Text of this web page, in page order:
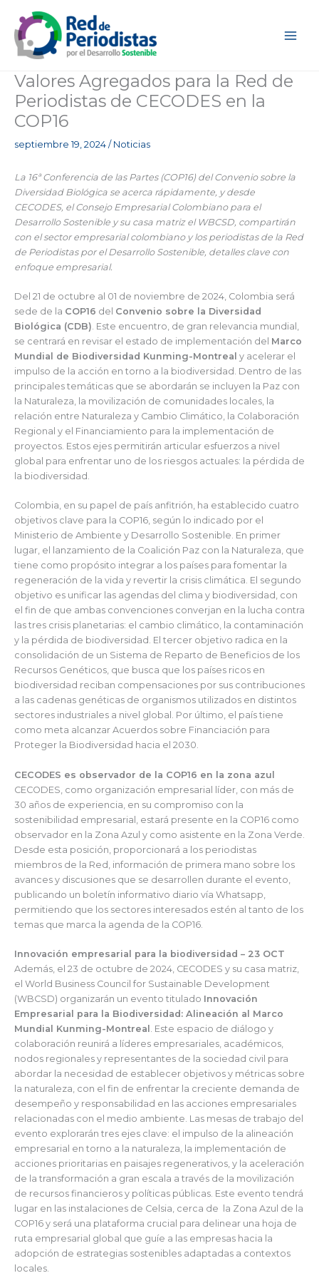
contenido
Valores Agregados para la Red de
Periodistas de CECODES en la
COP16
septiembre 19, 2024 / Noticias
La 16ª Conferencia de las Partes (COP16) del Convenio sobre la
Diversidad Biológica se acerca rápidamente, y desde
CECODES, el Consejo Empresarial Colombiano para el
Desarrollo Sostenible y su casa matriz el WBCSD, compartirán
con el sector empresarial colombiano y los periodistas de la Red
de Periodistas por el Desarrollo Sostenible, detalles clave con
enfoque empresarial.
Del 21 de octubre al 01 de noviembre de 2024, Colombia será
sede de la COP16 del Convenio sobre la Diversidad
Biológica (CDB) . Este encuentro, de gran relevancia mundial,
se centrará en revisar el estado de implementación del Marco
Mundial de Biodiversidad Kunming-Montreal y acelerar el
impulso de la acción en torno a la biodiversidad. Dentro de las
principales temáticas que se abordarán se incluyen la Paz con
la Naturaleza, la movilización de comunidades locales, la
relación entre Naturaleza y Cambio Climático, la Colaboración
Regional y el Financiamiento para la implementación de
proyectos. Estos ejes permitirán articular esfuerzos a nivel
global para enfrentar uno de los riesgos actuales: la pérdida de
la biodiversidad.
Colombia, en su papel de país anfitrión, ha establecido cuatro
objetivos clave para la COP16, según lo indicado por el
Ministerio de Ambiente y Desarrollo Sostenible. En primer
lugar, el lanzamiento de la Coalición Paz con la Naturaleza, que
tiene como propósito integrar a los países para fomentar la
regeneración de la vida y revertir la crisis climática. El segundo
objetivo es unificar las agendas del clima y biodiversidad, con
el fin de que ambas convenciones converjan en la lucha contra
las tres crisis planetarias: el cambio climático, la contaminación
y la pérdida de biodiversidad. El tercer objetivo radica en la
consolidación de un Sistema de Reparto de Beneficios de los
Recursos Genéticos, que busca que los países ricos en
biodiversidad reciban compensaciones por sus contribuciones
a las cadenas genéticas de organismos utilizados en distintos
sectores industriales a nivel global. Por último, el país tiene
como meta alcanzar Acuerdos sobre Financiación para
Proteger la Biodiversidad hacia el 2030.
CECODES es observador de la COP16 en la zona azul
CECODES, como organización empresarial líder, con más de
30 años de experiencia, en su compromiso con la
sostenibilidad empresarial, estará presente en la COP16 como
observador en la Zona Azul y como asistente en la Zona Verde.
Desde esta posición, proporcionará a los periodistas
miembros de la Red, información de primera mano sobre los
avances y discusiones que se desarrollen durante el evento,
publicando un boletín informativo diario vía Whatsapp,
permitiendo que los sectores interesados estén al tanto de los
temas que marca la agenda de la COP16.
Innovación empresarial para la biodiversidad – 23 OCT
Además, el 23 de octubre de 2024, CECODES y su casa matriz,
el World Business Council for Sustainable Development
(WBCSD) organizarán un evento titulado Innovación
Empresarial para la Biodiversidad: Alineación al Marco
Mundial Kunming-Montreal . Este espacio de diálogo y
colaboración reunirá a líderes empresariales, académicos,
nodos regionales y representantes de la sociedad civil para
abordar la necesidad de establecer objetivos y métricas sobre
la naturaleza, con el fin de enfrentar la creciente demanda de
desempeño y responsabilidad en las acciones empresariales
relacionadas con el medio ambiente. Las mesas de trabajo del
evento explorarán tres ejes clave: el impulso de la alineación
empresarial en torno a la naturaleza, la implementación de
acciones prioritarias en paisajes regenerativos, y la aceleración
de la transformación a gran escala a través de la movilización
de recursos financieros y políticas públicas. Este evento tendrá
lugar en las instalaciones de Celsia, cerca de la Zona Azul de la
COP16 y será una plataforma crucial para delinear una hoja de
ruta empresarial global que guíe a las empresas hacia la
adopción de estrategias sostenibles adaptadas a contextos
locales.